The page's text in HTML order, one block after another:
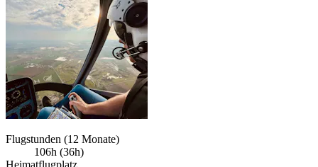
Flugstunden (12 Monate)
106h (36h)